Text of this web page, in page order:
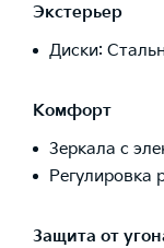
Экстерьер
Диски:
Комфорт
Зеркала с
Регулировка
Защита от